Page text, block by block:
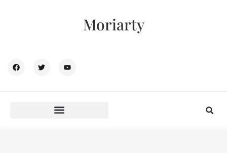
Moriarty